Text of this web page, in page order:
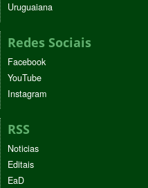
Uruguaiana
Redes Sociais
Facebook
YouTube
Instagram
RSS
Noticias
Editais
EaD